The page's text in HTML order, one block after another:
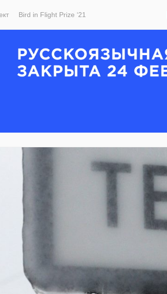
Bird in Flight Prize ‘21